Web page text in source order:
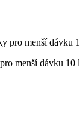
menší dávku 10 l